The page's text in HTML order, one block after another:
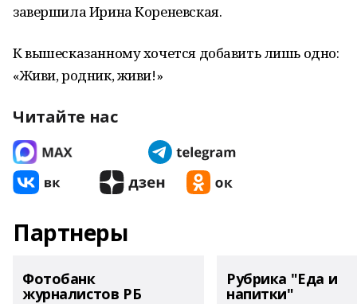
завершила Ирина Кореневская.
К вышесказанному хочется добавить лишь одно:
«Живи, родник, живи!»
Читайте нас
Партнеры
Фотобанк
журналистов РБ
Рубрика "Еда и
напитки"